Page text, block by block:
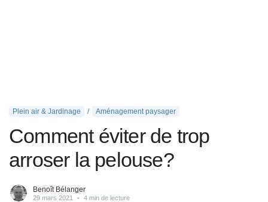
Plein air & Jardinage Aménagement paysager
Comment éviter de trop
arroser la pelouse?
Benoît Bélanger
29 mars 2021 • 4 min de lecture